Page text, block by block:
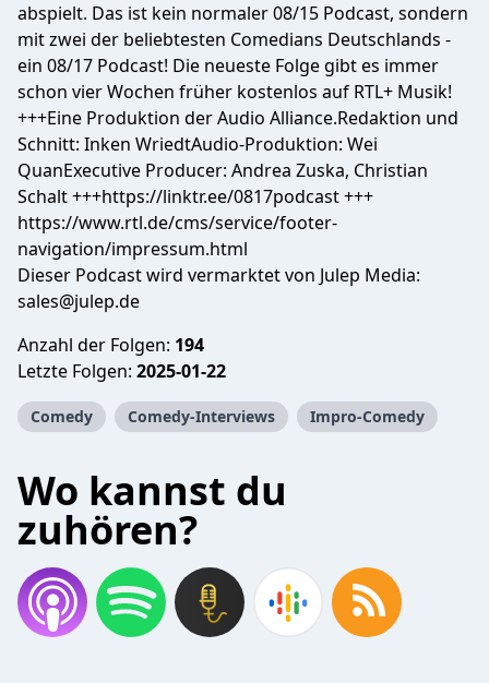
abspielt. Das ist kein normaler 08/15 Podcast, sondern
mit zwei der beliebtesten Comedians Deutschlands -
ein 08/17 Podcast! Die neueste Folge gibt es immer
schon vier Wochen früher kostenlos auf RTL+ Musik!
+++Eine Produktion der Audio Alliance.Redaktion und
Schnitt: Inken WriedtAudio-Produktion: Wei
QuanExecutive Producer: Andrea Zuska, Christian
Schalt +++https://linktr.ee/0817podcast +++
https://www.rtl.de/cms/service/footer-
navigation/impressum.html
Dieser Podcast wird vermarktet von Julep Media:
sales@julep.de
Anzahl der Folgen: 194
Letzte Folgen: 2025-01-22
Comedy Comedy-Interviews Impro-Comedy
Wo kannst du
zuhören?